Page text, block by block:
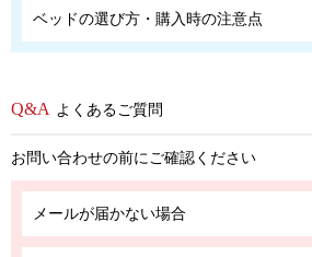
ベッドの選び方・購入時の注意点
よくあるご質問
お問い合わせの前にご確認ください
メールが届かない場合